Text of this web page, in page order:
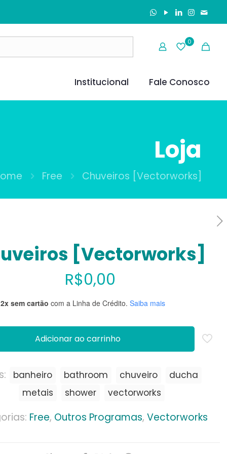
0
Institucional Fale Conosco
Loja
Free Chuveiros [Vectorworks]
[Vectorworks]
R$0,00
sem cartão com a Linha de Crédito. Saiba mais
Adicionar ao carrinho
Free, Outros Programas, Vectorworks
banheiro bathroom chuveiro
ducha
metais
shower vectorworks